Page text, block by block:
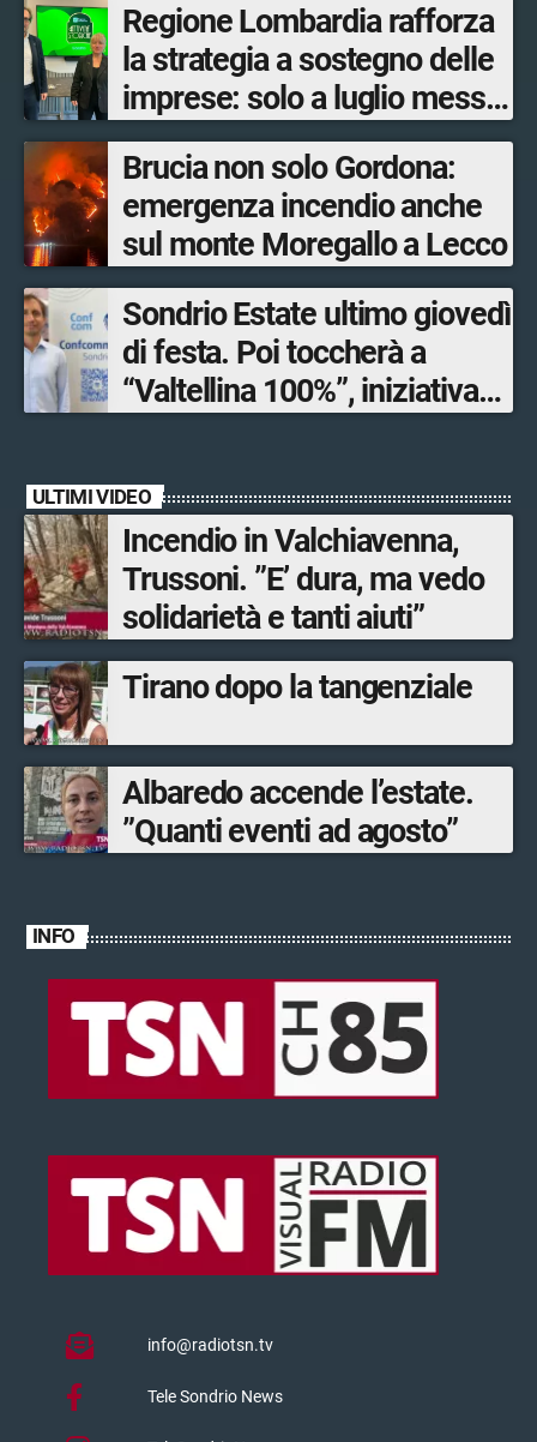
Regione Lombardia rafforza
la strategia a sostegno delle
imprese: solo a luglio messe
in campo 10 misure
economiche
Brucia non solo Gordona:
emergenza incendio anche
sul monte Moregallo a Lecco
Sondrio Estate ultimo giovedì
di festa. Poi toccherà a
“Valtellina 100%”, iniziativa
mandamentale di
Confcommercio Sondrio in
collaborazione con Sondrio
Shopping.
ULTIMI VIDEO
Incendio in Valchiavenna,
Trussoni. ”E’ dura, ma vedo
solidarietà e tanti aiuti”
Tirano dopo la tangenziale
Albaredo accende l’estate.
”Quanti eventi ad agosto”
INFO
info@radiotsn.tv
Tele Sondrio News